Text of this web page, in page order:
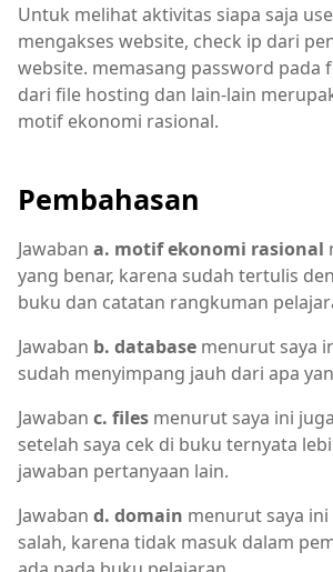
Untuk melihat aktivitas siapa saja
mengakses website, check ip dari
website. memasang password
dari file hosting dan lain-lain
motif ekonomi rasional.
Pembahasan
Jawaban a. motif ekonomi rasional
yang benar, karena sudah tertulis
buku dan catatan rangkuman
Jawaban b. database menurut saya
sudah menyimpang jauh dari apa
Jawaban c. files menurut saya ini
setelah saya cek di buku ternyata
jawaban pertanyaan lain.
Jawaban d. domain menurut saya ini
salah, karena tidak masuk dalam